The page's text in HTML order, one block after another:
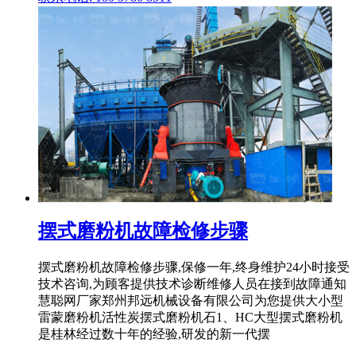
摆式磨粉机故障检修步骤
摆式磨粉机故障检修步骤,保修一年,终身维护24小时接受
技术咨询,为顾客提供技术诊断维修人员在接到故障通知
慧聪网厂家郑州邦远机械设备有限公司为您提供大小型
雷蒙磨粉机活性炭摆式磨粉机石1、HC大型摆式磨粉机
是桂林经过数十年的经验,研发的新一代摆